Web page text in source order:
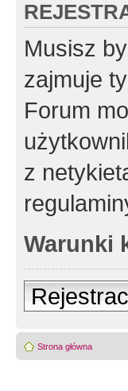
Musisz
zajmuje
Forum
z
Warunki
Strona główna